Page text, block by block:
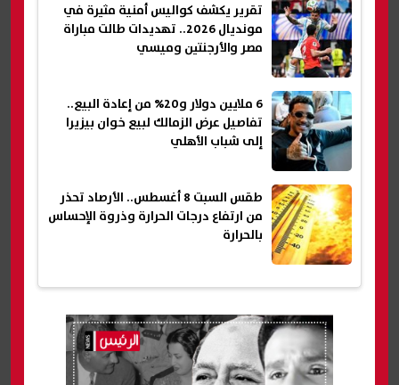
تقرير يكشف كواليس أمنية مثيرة في
مونديال 2026.. تهديدات طالت مباراة
مصر والأرجنتين وميسي
6 ملايين دولار و20% من إعادة البيع..
تفاصيل عرض الزمالك لبيع خوان بيزيرا
إلى شباب الأهلي
طقس السبت 8 أغسطس.. الأرصاد تحذر
من ارتفاع درجات الحرارة وذروة الإحساس
بالحرارة